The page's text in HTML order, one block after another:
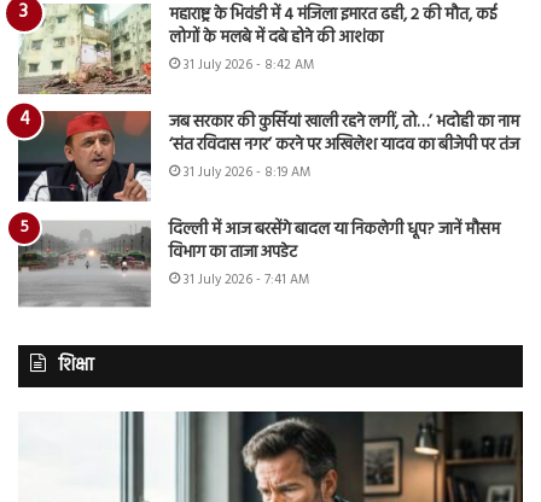
महाराष्ट्र के भिवंडी में 4 मंजिला इमारत ढही, 2 की मौत, कई
लोगों के मलबे में दबे होने की आशंका
31 July 2026 - 8:42 AM
जब सरकार की कुर्सियां खाली रहने लगीं, तो…’ भदोही का नाम
‘संत रविदास नगर’ करने पर अखिलेश यादव का बीजेपी पर तंज
31 July 2026 - 8:19 AM
दिल्ली में आज बरसेंगे बादल या निकलेगी धूप? जानें मौसम
विभाग का ताजा अपडेट
31 July 2026 - 7:41 AM
शिक्षा